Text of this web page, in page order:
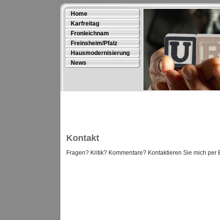
Home
Karfreitag
Fronleichnam
Freinsheim/Pfalz
Hausmodernisierung
News
Kontakt
Fragen? Kritik? Kommentare? Kontaktieren Sie mich